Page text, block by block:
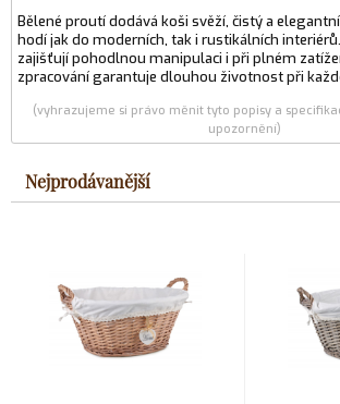
Bělené proutí dodává koši svěží, čistý a
hodí jak do moderních, tak i rustikálních
zajišťují pohodlnou manipulaci i při plném
zpracování garantuje dlouhou životnost při
(vyhrazujeme si právo měnit tyto popisy a
upozornění)
Nejprodávanější